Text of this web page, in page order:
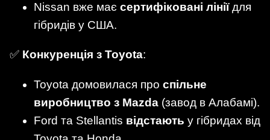
Nissan вже має сертифіковані лініїдля
гібридів у США.
✅ Конкуренція з Toyota:
Toyota домовилася про спільне
виробництво з Mazda (завод в Алабамі).
Ford та Stellantis відстають у гібридах від